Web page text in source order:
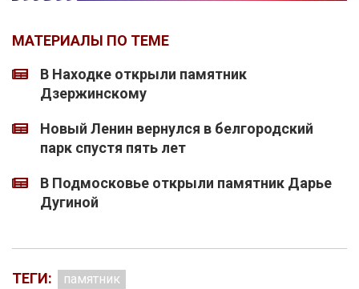
МАТЕРИАЛЫ ПО ТЕМЕ
В Находке открыли памятник
Дзержинскому
Новый Ленин вернулся в белгородский
парк спустя пять лет
В Подмосковье открыли памятник Дарье
Дугиной
ТЕГИ: памятник